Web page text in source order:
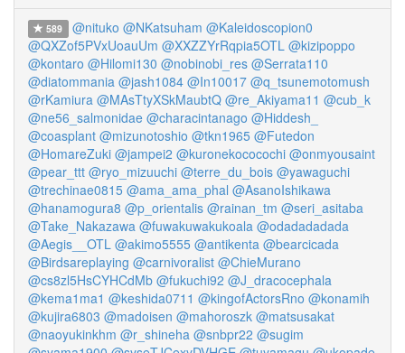
589 @nituko @NKatsuham @Kaleidoscopion0
@QXZof5PVxUoauUm @XXZZYrRqpia5OTL @kizipoppo
@kontaro @Hilomi130 @nobinobi_res @Serrata110
@diatommania @jash1084 @In10017 @q_tsunemotomush
@rKamiura @MAsTtyXSkMaubtQ @re_Akiyama11 @cub_k
@ne56_salmonidae @characintanago @Hiddesh_
@coasplant @mizunotoshio @tkn1965 @Futedon
@HomareZuki @jampei2 @kuronekococochi @onmyousaint
@pear_ttt @ryo_mizuuchi @terre_du_bois @yawaguchi
@trechinae0815 @ama_ama_phal @AsanoIshikawa
@hanamogura8 @p_orientalis @rainan_tm @seri_asitaba
@Take_Nakazawa @fuwakuwakukoala @odadadadada
@Aegis__OTL @akimo5555 @antikenta @bearcicada
@Birdsareplaying @carnivoralist @ChieMurano
@cs8zl5HsCYHCdMb @fukuchi92 @J_dracocephala
@kema1ma1 @keshida0711 @kingofActorsRno @konamih
@kujira6803 @madoisen @mahoroszk @matsusakat
@naoyukinkhm @r_shineha @snbpr22 @sugim